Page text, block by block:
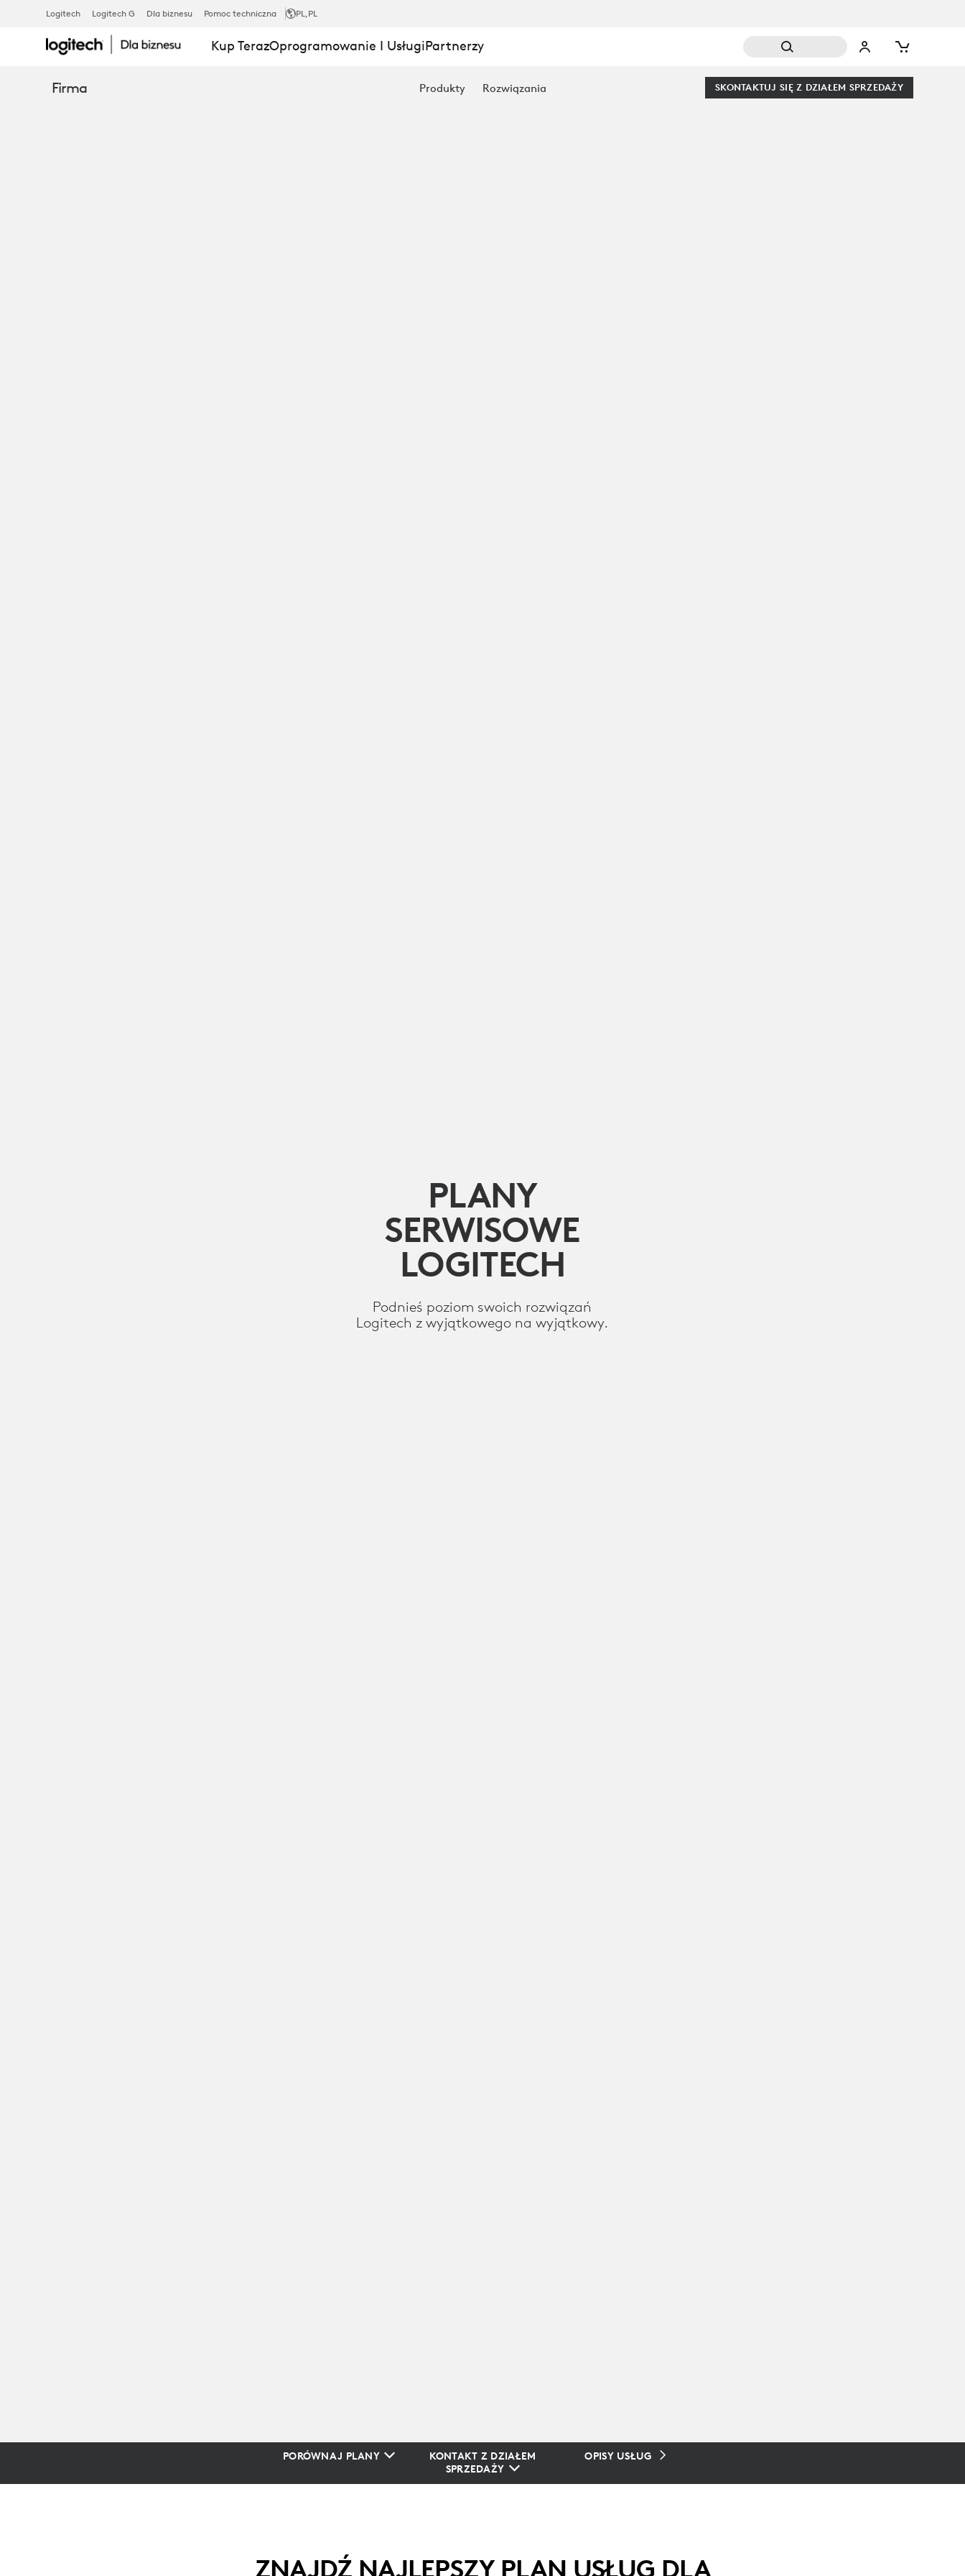
USŁUGI
Logitech Logitech G Dla biznesu Pomoc techniczna PL,PL
Kup TerazOprogramowanie I UsługiPartnerzy
Firma Produkty Rozwiązania SKONTAKTUJ SIĘ Z DZIAŁEM SPRZEDAŻY
PLANY
SERWISOWE
LOGITECH
Podnieś poziom swoich rozwiązań
Logitech z wyjątkowego na wyjątkowy.
PORÓWNAJ PLANY
KONTAKT Z DZIAŁEM
SPRZEDAŻY
OPISY USŁUG
ZNAJDŹ NAJLEPSZY PLAN USŁUG DLA